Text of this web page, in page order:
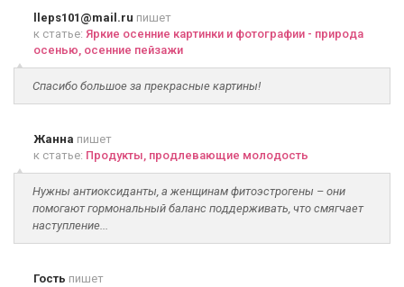
lleps101@mail.ru пишет
к статье: Яркие осенние картинки и фотографии - природа
осенью, осенние пейзажи
Спасибо большое за прекрасные картины!
Жанна пишет
к статье: Продукты, продлевающие молодость
Нужны антиоксиданты, а женщинам фитоэстрогены – они
помогают гормональный баланс поддерживать, что смягчает
наступление...
Гость пишет